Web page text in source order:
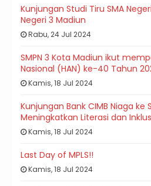
Kunjungan Studi Tiru SMA
Negeri 3 Madiun
Rabu, 24 Jul 2024
SMPN 3 Kota Madiun ikut
Nasional (HAN) ke-40 Tahun
Kamis, 18 Jul 2024
Kunjungan Bank CIMB Niaga ke
Meningkatkan Literasi dan
Kamis, 18 Jul 2024
Last Day of MPLS!!
Kamis, 18 Jul 2024